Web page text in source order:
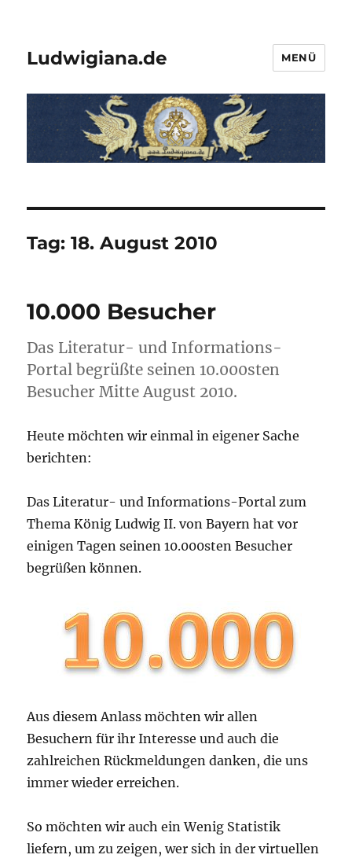
Ludwigiana.de MENÜ
Tag:18. August 2010
10.000 Besucher
Das Literatur- und Informations-
Portal begrüßte seinen 10.000sten
Besucher Mitte August 2010.
Heute möchten wir einmal in eigener Sache
berichten:
Das Literatur- und Informations-Portal zum
Thema König Ludwig II. von Bayern hat vor
einigen Tagen seinen 10.000sten Besucher
begrüßen können.
Aus diesem Anlass möchten wir allen
Besuchern für ihr Interesse und auch die
zahlreichen Rückmeldungen danken, die uns
immer wieder erreichen.
So möchten wir auch ein Wenig Statistik
liefern, um zu zeigen, wer sich in der virtuellen